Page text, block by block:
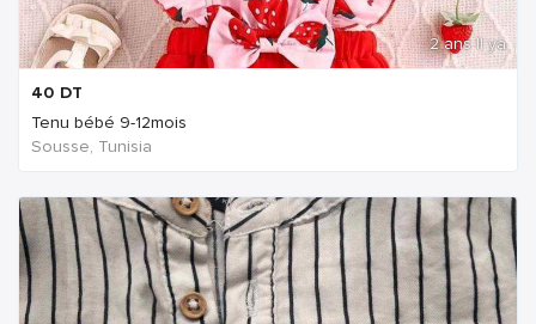
2 ans Il ya
40 DT
Tenu bébé 9-12mois
Sousse, Tunisia